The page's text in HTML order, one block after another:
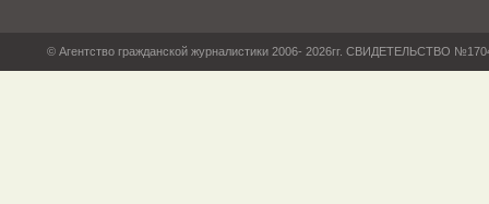
© Агентство гражданской журналистики 2006- 2026гг. СВИДЕТЕЛЬСТВО